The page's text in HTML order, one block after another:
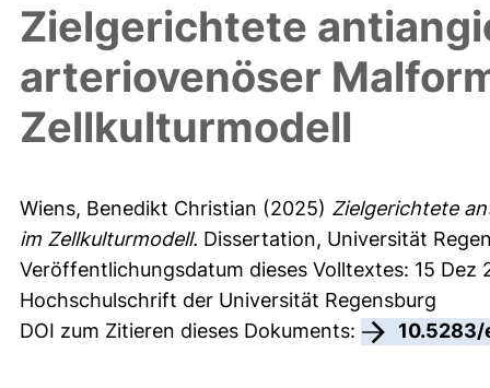
Zielgerichtete
arteriovenöser
Zellkulturmodell
Wiens, Benedikt Christian (2025) Zielgerichtete
im Zellkulturmodell. Dissertation, Universität
Veröffentlichungsdatum dieses Volltextes: 15 Dez
Hochschulschrift der Universität Regensburg
DOI zum Zitieren dieses Dokuments:
10.5283/